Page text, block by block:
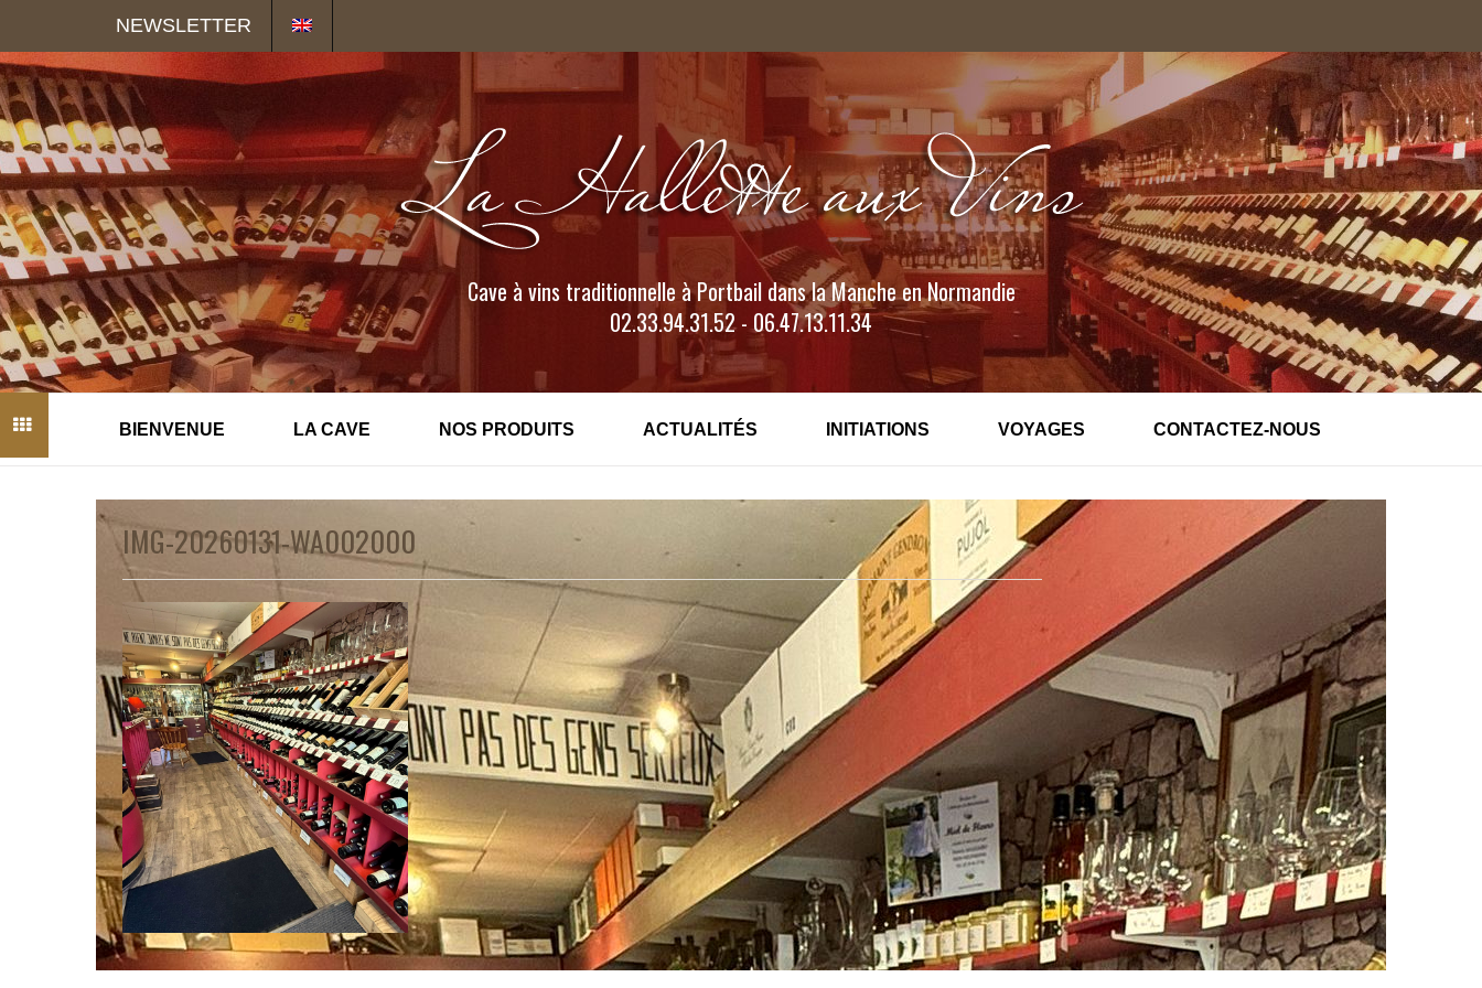
NEWSLETTER
Cave à vins traditionnelle à Portbail dans la Manche en Normandie
02.33.94.31.52 - 06.47.13.11.34
BIENVENUE LA CAVE NOS PRODUITS ACTUALITÉS INITIATIONS VOYAGES CONTACTEZ-NOUS
IMG-20260131-WA002000
Panneau de gestion des cookies